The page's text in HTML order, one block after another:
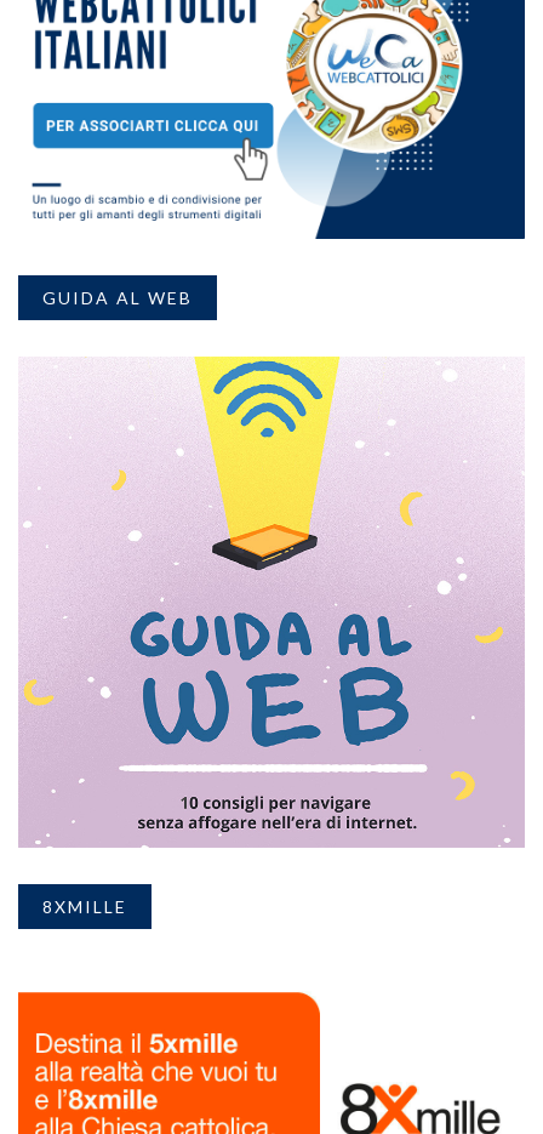
GUIDA AL WEB
8XMILLE